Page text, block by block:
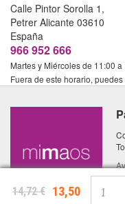
14,72 € 13,50
Calle Pintor Sorolla 1,
Petrer Alicante 03610
España
966 952 666
Martes y Miércoles de 11:00 a
Fuera de este horario,